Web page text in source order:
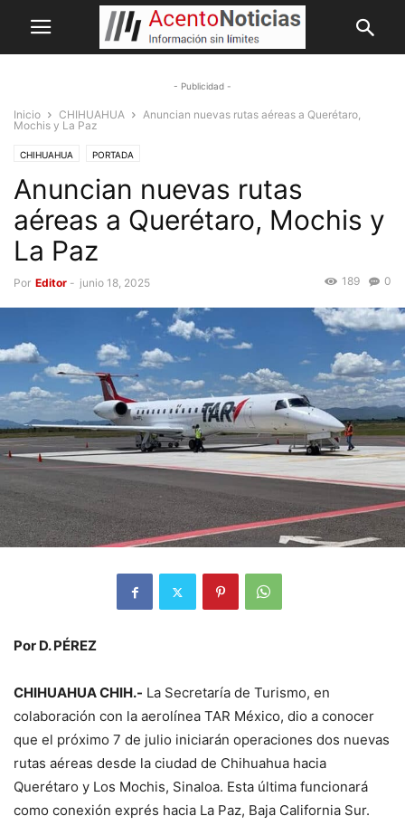
- Publicidad -
Inicio CHIHUAHUA
Anuncian nuevas rutas aéreas a Querétaro,
Mochis y La Paz
CHIHUAHUA PORTADA
Anuncian nuevas rutas
aéreas a Querétaro, Mochis y
La Paz
Por Editor - junio 18, 2025 0
189
Por D. PÉREZ
CHIHUAHUA CHIH.- La Secretaría de Turismo, en
colaboración con la aerolínea TAR México, dio a conocer
que el próximo 7 de julio iniciarán operaciones dos nuevas
rutas aéreas desde la ciudad de Chihuahua hacia
Querétaro y Los Mochis, Sinaloa. Esta última funcionará
como conexión exprés hacia La Paz, Baja California Sur.